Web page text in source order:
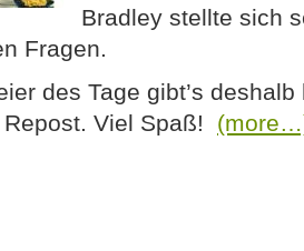
Bradley stellte sich
Fragen.
des Tage gibt’s
Viel Spaß!